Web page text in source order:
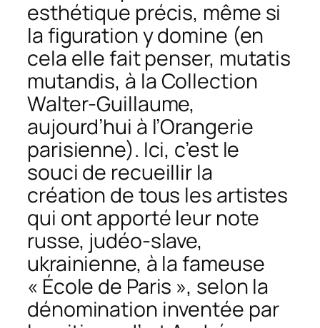
esthétique précis, même si
la figuration y domine (en
cela elle fait penser, mutatis
mutandis, à la Collection
Walter-Guillaume,
aujourd’hui à l’Orangerie
parisienne). Ici, c’est le
souci de recueillir la
création de tous les artistes
qui ont apporté leur note
russe, judéo-slave,
ukrainienne, à la fameuse
« École de Paris », selon la
dénomination inventée par